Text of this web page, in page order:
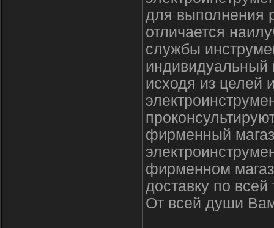
для выполнения
отличается
службы
индивидуальный
исходя из целей
фирменный
фирменном
доставку по
От всей души